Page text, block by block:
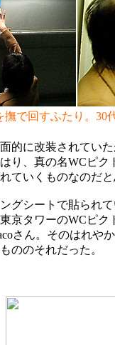
で回すふたり。30
面的に改装されてい
り、真の名WCピク
ていくものなのだ
ングシートで貼られ
京タワーのWCピク
さん。そのはれや
ののそれだった。